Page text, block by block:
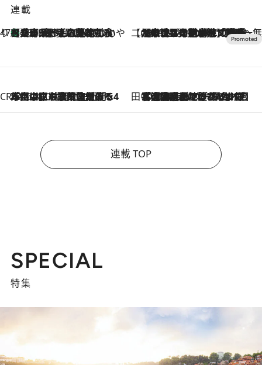
連載
47都道府県の手みやげ ひんやりスイーツで夏を満喫
2026.8.8
【兵庫県】この夏絶対食べたい 冷やしておいしいおやつ3選 淡路島の恵みをジェラートに集約 【CREA×星野リゾート】唯一無二。癒しと発見が待つ場所へ
2026.8.7
【トンボの足水浴】ヒノキの香りに包まれて涼感マックス！約13℃の湧水かけ流しを避暑地「星野温泉 トンボの湯」で体験
CREA'S CHOICE
2026.8.7
「立川にも歌舞伎があるんだよ」 片岡仁左衛門・市川中車ら豪華座組みで4年目の立川立飛歌舞伎へ 田中稲の勝手に再ブーム
2026.8.7
「湘南乃風に憧れて」観客大盛上がりの“タオル回し”に、ラッパー顔負けの高速歌唱まで…さだまさし（74）のアグレッシブすぎる現在地
連載 TOP
SPECIAL
特集